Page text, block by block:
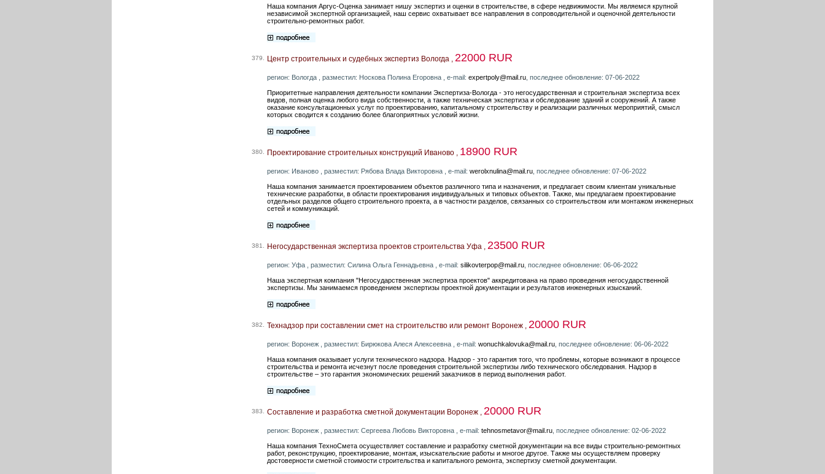
Наша компания Аргус-Оценка занимает нишу экспертиз и оценки в строительстве, в сфере недвижимости. Мы являемся крупной
независимой экспертной организацией, наш сервис охватывает все направления в сопроводительной и оценочной деятельности
строительно-ремонтных работ.
379. Центр строительных и судебных экспертиз Вологда , 22000 RUR
регион: Вологда , разместил: Носкова Полина Егоровна , e-mail: expertpoly@mail.ru , последнее обновление: 07-06-2022
Приоритетные направления деятельности компании Экспертиза-Вологда - это негосударственная и строительная экспертиза всех
видов, полная оценка любого вида собственности, а также техническая экспертиза и обследование зданий и сооружений. А также
оказание консультационных услуг по проектированию, капитальному строительству и реализации различных мероприятий, смысл
которых сводится к созданию более благоприятных условий жизни.
380. Проектирование строительных конструкций Иваново , 18900 RUR
регион: Иваново , разместил: Рябова Влада Викторовна , e-mail: werolxnulina@mail.ru , последнее обновление: 07-06-2022
Наша компания занимается проектированием объектов различного типа и назначения, и предлагает своим клиентам уникальные
технические разработки, в области проектирования индивидуальных и типовых объектов. Также, мы предлагаем проектирование
отдельных разделов общего строительного проекта, а в частности разделов, связанных со строительством или монтажом инженерных
сетей и коммуникаций.
381. Негосударственная экспертиза проектов строительства Уфа , 23500 RUR
регион: Уфа , разместил: Силина Ольга Геннадьевна , e-mail: silikovterpop@mail.ru , последнее обновление: 06-06-2022
Наша экспертная компания "Негосударственная экспертиза проектов" аккредитована на право проведения негосударственной
экспертизы. Мы занимаемся проведением экспертизы проектной документации и результатов инженерных изысканий.
382. Технадзор при составлении смет на строительство или ремонт Воронеж , 20000 RUR
регион: Воронеж , разместил: Бирюкова Алеся Алексеевна , e-mail: wonuchkalovuka@mail.ru , последнее обновление: 06-06-2022
Наша компания оказывает услуги технического надзора. Надзор - это гарантия того, что проблемы, которые возникают в процессе
строительства и ремонта исчезнут после проведения строительной экспертизы либо технического обследования. Надзор в
строительстве – это гарантия экономических решений заказчиков в период выполнения работ.
383. Составление и разработка сметной документации Воронеж , 20000 RUR
регион: Воронеж , разместил: Сергеева Любовь Викторовна , e-mail: tehnosmetavor@mail.ru , последнее обновление: 02-06-2022
Наша компания ТехноСмета осуществляет составление и разработку сметной документации на все виды строительно-ремонтных
работ, реконструкцию, проектирование, монтаж, изыскательские работы и многое другое. Также мы осуществляем проверку
достоверности сметной стоимости строительства и капитального ремонта, экспертизу сметной документации.